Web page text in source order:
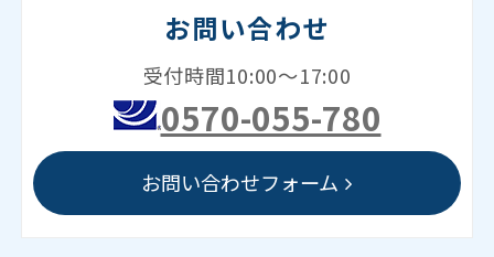
お問い合わせ
受付時間10:00～17:00
0570-055-780
お問い合わせフォーム